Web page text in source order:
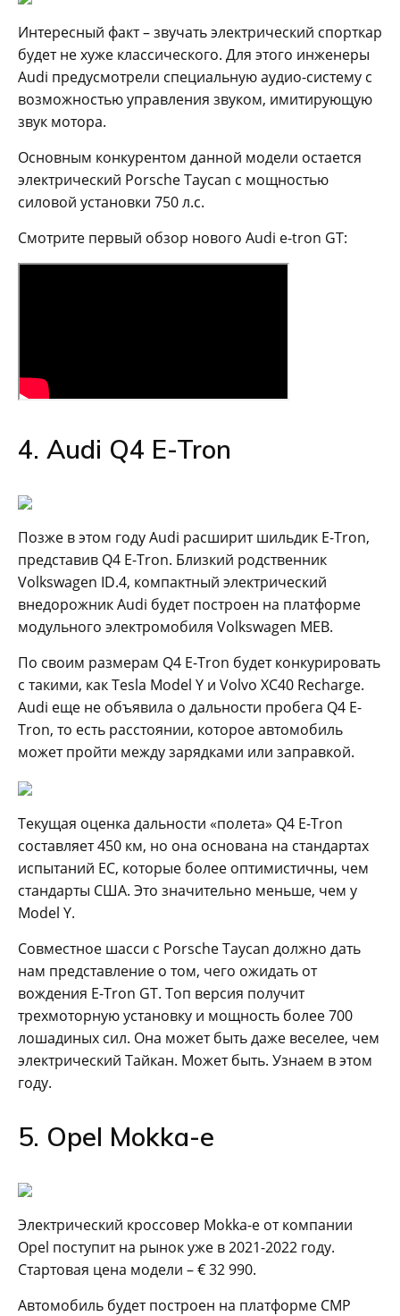
Интересный факт – звучать электрический спорткар
будет не хуже классического. Для этого инженеры
Audi предусмотрели специальную аудио-систему с
возможностью управления звуком, имитирующую
звук мотора.
Основным конкурентом данной модели остается
электрический Porsche Taycan с мощностью
силовой установки 750 л.с.
Смотрите первый обзор нового Audi e-tron GT:
4. Audi Q4 E-Tron
Позже в этом году Audi расширит шильдик E-Tron,
представив Q4 E-Tron. Близкий родственник
Volkswagen ID.4, компактный электрический
внедорожник Audi будет построен на платформе
модульного электромобиля Volkswagen MEB.
По своим размерам Q4 E-Tron будет конкурировать
с такими, как Tesla Model Y и Volvo XC40 Recharge.
Audi еще не объявила о дальности пробега Q4 E-
Tron, то есть расстоянии, которое автомобиль
может пройти между зарядками или заправкой.
Текущая оценка дальности «полета» Q4 E-Tron
составляет 450 км, но она основана на стандартах
испытаний ЕС, которые более оптимистичны, чем
стандарты США. Это значительно меньше, чем у
Model Y.
Совместное шасси с Porsche Taycan должно дать
нам представление о том, чего ожидать от
вождения E-Tron GT. Топ версия получит
трехмоторную установку и мощность более 700
лошадиных сил. Она может быть даже веселее, чем
электрический Тайкан. Может быть. Узнаем в этом
году.
5. Opel Mokka-e
Электрический кроссовер Mokka-e от компании
Opel поступит на рынок уже в 2021-2022 году.
Стартовая цена модели – € 32 990.
Автомобиль будет построен на платформе CMP